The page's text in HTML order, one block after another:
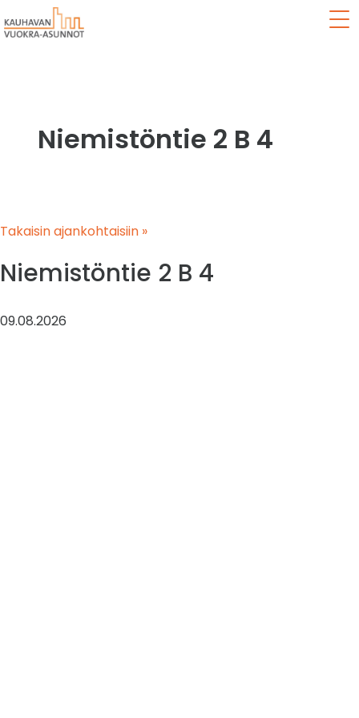
Niemistöntie 2 B 4
Takaisin ajankohtaisiin »
Niemistöntie 2 B 4
09.08.2026